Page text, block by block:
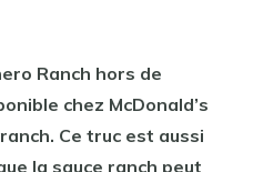
Ranch hors de
chez McDonald’s
Ce truc est aussi
la sauce ranch peut